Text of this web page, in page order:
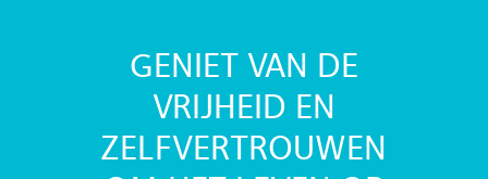
GENIET VAN DE
VRIJHEID EN
ZELFVERTROUWEN